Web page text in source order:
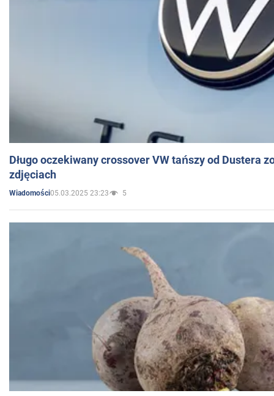
Długo oczekiwany crossover VW tańszy od Dustera
zdjęciach
Wiadomości05.03.2025 23:23 5